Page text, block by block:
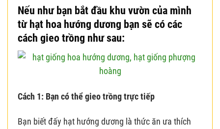
Nếu như bạn bắt đầu khu vườn của mình
từ hạt hoa hướng dương bạn sẽ có các
cách gieo trồng như sau:
Cách 1: Bạn có thể gieo trồng trực tiếp
Bạn biết đấy hạt hướng dương là thức ăn ưa thích